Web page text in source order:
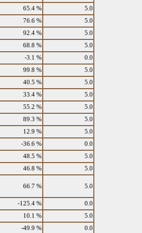
65.4 %
5.0
76.6 %
5.0
92.4 %
5.0
68.8 %
5.0
-3.1 %
0.0
99.8 %
5.0
40.5 %
5.0
33.4 %
5.0
55.2 %
5.0
89.3 %
5.0
12.9 %
5.0
-36.6 %
0.0
48.5 %
5.0
46.8 %
5.0
66.7 % 5.0
-125.4 %
0.0
10.1 %
5.0
-49.9 % 0.0